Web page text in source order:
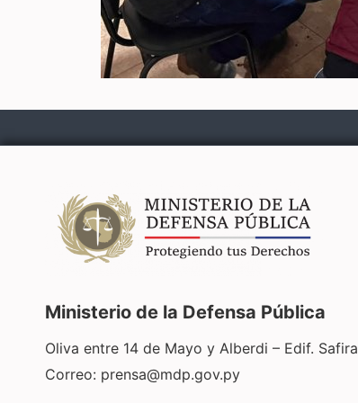
Ministerio de la Defensa Pública
Oliva entre 14 de Mayo y Alberdi – Edif. Safira
Correo: prensa@mdp.gov.py